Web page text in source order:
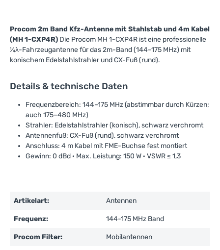
Procom 2m Band Kfz-Antenne mit Stahlstab und 4m Kabel
(MH 1-CXP4R) Die Procom MH 1-CXP4R ist eine professionelle
¼λ-Fahrzeugantenne für das 2m-Band (144–175 MHz) mit
konischem Edelstahlstrahler und CX-Fuß (rund).
Details & technische Daten
Frequenzbereich: 144–175 MHz (abstimmbar durch Kürzen;
auch 175–480 MHz)
Strahler: Edelstahlstrahler (konisch), schwarz verchromt
Antennenfuß: CX-Fuß (rund), schwarz verchromt
Anschluss: 4 m Kabel mit FME-Buchse fest montiert
Gewinn: 0 dBd · Max. Leistung: 150 W · VSWR ≤ 1,3
Artikelart: Antennen
Frequenz: 144-175 MHz Band
Procom Filter: Mobilantennen